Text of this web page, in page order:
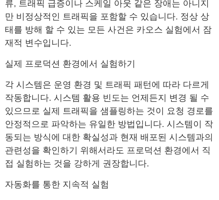
류, 트래픽 급증이나 스케일 아웃 같은 장애는 아니지
만 비정상적인 트래픽을 포함할 수 있습니다. 정상 상
태를 방해 할 수 있는 모든 사건은 카오스 실험에서 잠
재적 변수입니다.
실제 프로덕션 환경에서 실험하기
각 시스템은 운영 환경 및 트래픽 패턴에 따라 다르게
작동합니다. 시스템 활용 빈도는 언제든지 변경 될 수
있으므로 실제 트래픽을 샘플링하는 것이 요청 경로를
안정적으로 파악하는 유일한 방법입니다. 시스템이 작
동되는 방식에 대한 확실성과 현재 배포된 시스템과의
관련성을 확인하기 위해서라도 프로덕션 환경에서 직
접 실험하는 것을 강하게 권장합니다.
자동화를 통한 지속적 실험